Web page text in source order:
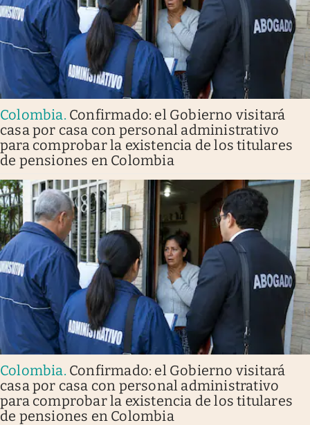
Colombia. Confirmado: el Gobierno visitará
casa por casa con personal administrativo
para comprobar la existencia de los titulares
de pensiones en Colombia
Colombia. Confirmado: el Gobierno visitará
casa por casa con personal administrativo
para comprobar la existencia de los titulares
de pensiones en Colombia